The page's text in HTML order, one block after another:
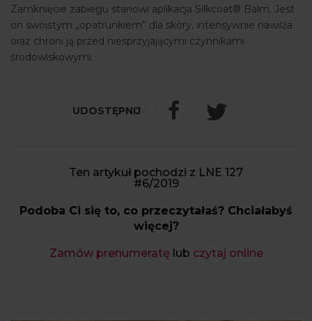
Zamknięcie zabiegu stanowi aplikacja Silkcoat® Balm. Jest
on swoistym „opatrunkiem” dla skóry, intensywnie nawilża
oraz chroni ją przed niesprzyjającymi czynnikami
środowiskowymi.
Ten artykuł pochodzi z LNE 127
#6/2019
Podoba Ci się to, co przeczytałaś? Chciałabyś
więcej?
Zamów prenumeratę lub czytaj online